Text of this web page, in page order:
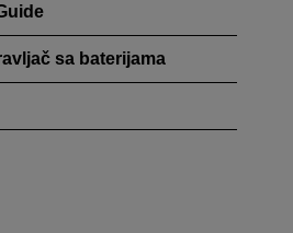
sa baterijama